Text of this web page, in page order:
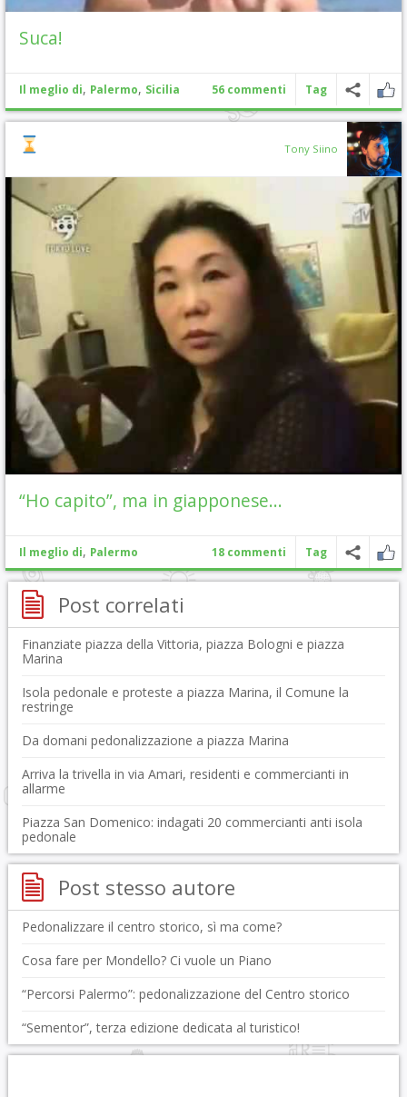
Suca!
Il meglio di, Palermo, Sicilia 56 commenti Tag
Tony Siino
“Ho capito”, ma in giapponese…
Il meglio di, Palermo 18 commenti Tag
Post correlati
Finanziate piazza della Vittoria, piazza Bologni e piazza
Marina
Isola pedonale e proteste a piazza Marina, il Comune la
restringe
Da domani pedonalizzazione a piazza Marina
Arriva la trivella in via Amari, residenti e commercianti in
allarme
Piazza San Domenico: indagati 20 commercianti anti isola
pedonale
Post stesso autore
Pedonalizzare il centro storico, sì ma come?
Cosa fare per Mondello? Ci vuole un Piano
“Percorsi Palermo”: pedonalizzazione del Centro storico
“Sementor”, terza edizione dedicata al turistico!